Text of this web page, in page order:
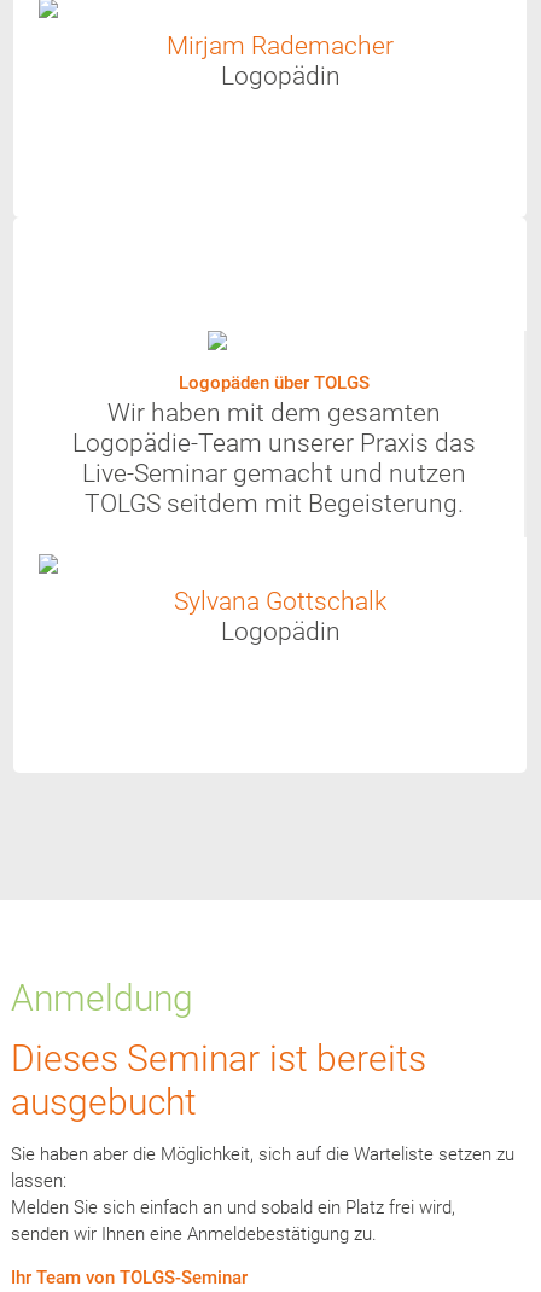
Mirjam Rademacher
Logopädin
Logopäden über TOLGS
Wir haben mit dem gesamten
Logopädie-Team unserer Praxis das
Live-Seminar gemacht und nutzen
TOLGS seitdem mit Begeisterung.
Sylvana Gottschalk
Logopädin
Anmeldung
Dieses Seminar ist bereits
ausgebucht
Sie haben aber die Möglichkeit, sich auf die Warteliste setzen zu
lassen:
Melden Sie sich einfach an und sobald ein Platz frei wird,
senden wir Ihnen eine Anmeldebestätigung zu.
Ihr Team von TOLGS-Seminar